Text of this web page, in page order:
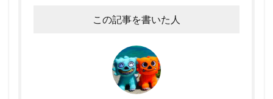
この記事を書いた人